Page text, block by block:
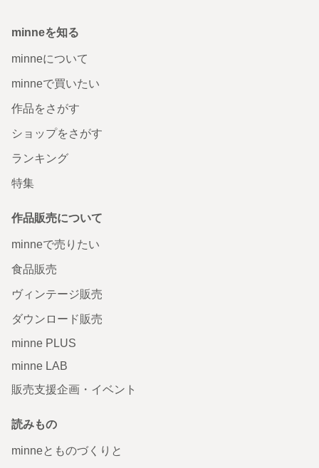
minneを知る
minneについて
minneで買いたい
作品をさがす
ショップをさがす
ランキング
特集
作品販売について
minneで売りたい
食品販売
ヴィンテージ販売
ダウンロード販売
minne PLUS
minne LAB
販売支援企画・イベント
読みもの
minneとものづくりと